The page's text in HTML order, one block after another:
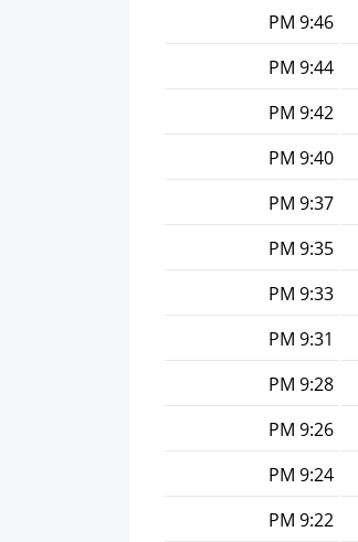
9:46 PM
9:44 PM
9:42 PM
9:40 PM
9:37 PM
9:35 PM
9:33 PM
9:31 PM
9:28 PM
9:26 PM
9:24 PM
9:22 PM